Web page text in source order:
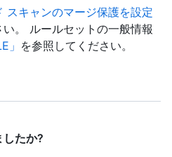
スキャンのマージ保護を設定
い。 ルールセットの一般情報
」 を参照してください。
したか?